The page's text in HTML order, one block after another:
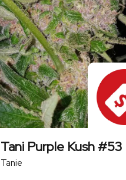
Tani Purple Kush #53
Tanie